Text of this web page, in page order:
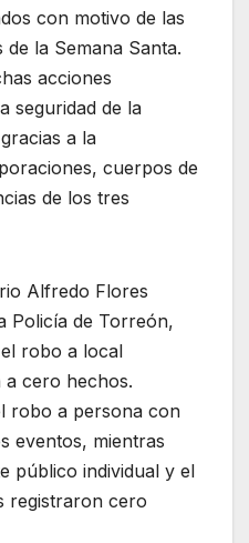
con motivo de las
la Semana Santa.
acciones
seguridad de la
a la
cuerpos de
de los tres
Alfredo Flores
Policía de Torreón,
robo a local
cero hechos.
robo a persona con
eventos, mientras
público individual y el
registraron cero